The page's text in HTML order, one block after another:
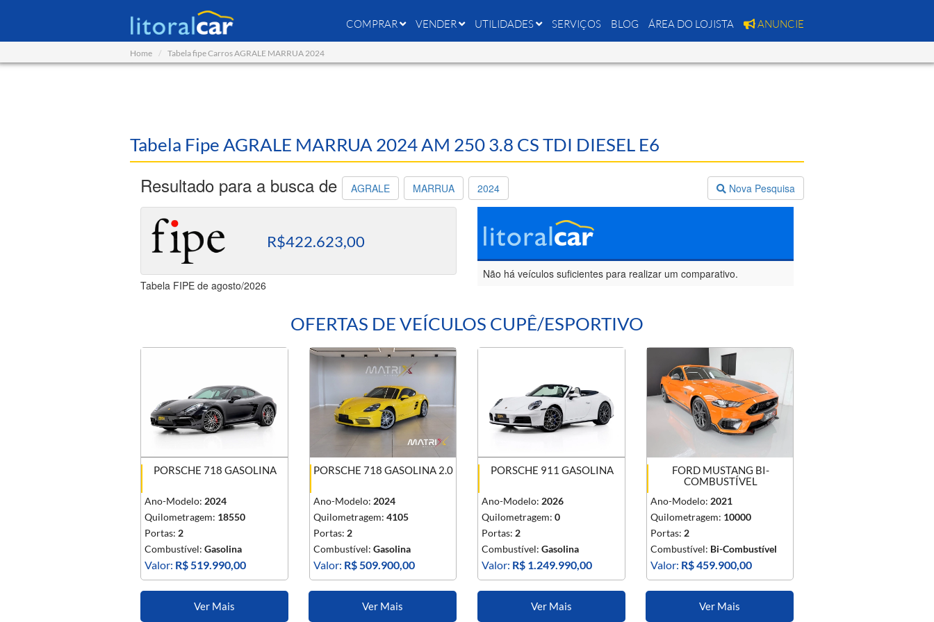
COMPRAR VENDER UTILIDADES SERVIÇOS BLOG ÁREA DO LOJISTA ANUNCIE
Home Tabela fipe Carros AGRALE MARRUA 2024
Tabela Fipe AGRALE MARRUA 2024 AM 250 3.8 CS TDI DIESEL E6
Resultado para a busca de AGRALE MARRUA 2024 Nova Pesquisa
R$422.623,00
Tabela FIPE de agosto/2026
Não há veículos suficientes para realizar um comparativo.
OFERTAS DE VEÍCULOS CUPÊ/ESPORTIVO
PORSCHE 718 GASOLINA
Ano-Modelo: 2024
Quilometragem: 18550
Portas: 2
Combustível: Gasolina
Valor: R$ 519.990,00
Ver Mais
PORSCHE 718 GASOLINA 2.0
Ano-Modelo: 2024
Quilometragem: 4105
Portas: 2
Combustível: Gasolina
Valor: R$ 509.900,00
Ver Mais
PORSCHE 911 GASOLINA
Ano-Modelo: 2026
Quilometragem: 0
Portas: 2
Combustível: Gasolina
Valor: R$ 1.249.990,00
Ver Mais
FORD MUSTANG BI-
COMBUSTÍVEL
Ano-Modelo: 2021
Quilometragem: 10000
Portas: 2
Combustível: Bi-Combustível
Valor: R$ 459.900,00
Ver Mais